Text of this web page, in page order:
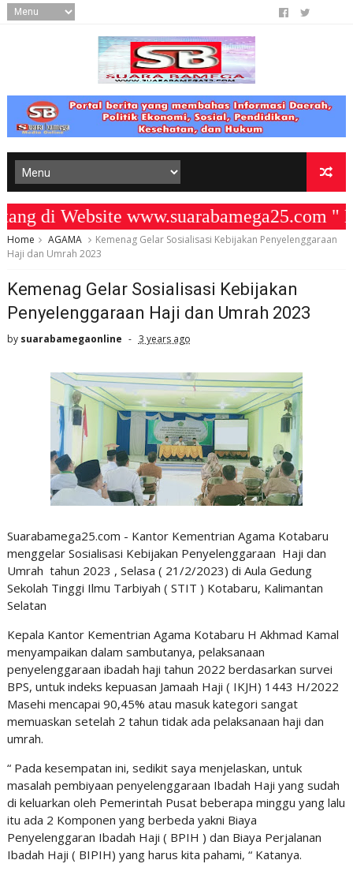
Website www.suarabamega25.com "
Home AGAMA
Kemenag Gelar Sosialisasi Kebijakan Penyelenggaraan
Haji dan Umrah 2023
Kemenag Gelar Sosialisasi Kebijakan
Penyelenggaraan Haji dan Umrah 2023
by suarabamegaonline 3 years ago
Suarabamega25.com - Kantor Kementrian Agama Kotabaru
menggelar Sosialisasi Kebijakan Penyelenggaraan Haji dan
Umrah tahun 2023 , Selasa ( 21/2/2023) di Aula Gedung
Sekolah Tinggi Ilmu Tarbiyah ( STIT ) Kotabaru, Kalimantan
Selatan
Kepala Kantor Kementrian Agama Kotabaru H Akhmad Kamal
menyampaikan dalam sambutanya, pelaksanaan
penyelenggaraan ibadah haji tahun 2022 berdasarkan survei
BPS, untuk indeks kepuasan Jamaah Haji ( IKJH) 1443 H/2022
Masehi mencapai 90,45% atau masuk kategori sangat
memuaskan setelah 2 tahun tidak ada pelaksanaan haji dan
umrah.
“ Pada kesempatan ini, sedikit saya menjelaskan, untuk
masalah pembiyaan penyelenggaraan Ibadah Haji yang sudah
di keluarkan oleh Pemerintah Pusat beberapa minggu yang lalu
itu ada 2 Komponen yang berbeda yakni Biaya
Penyelenggaran Ibadah Haji ( BPIH ) dan Biaya Perjalanan
Ibadah Haji ( BIPIH) yang harus kita pahami, “ Katanya.